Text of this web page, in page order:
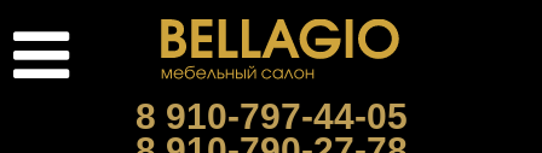
8 910-797-44-05